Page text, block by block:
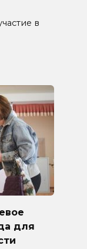
в
для